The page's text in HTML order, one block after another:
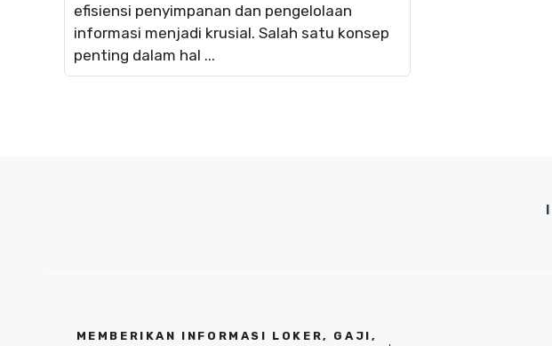
efisiensi penyimpanan dan pengelolaan
informasi menjadi krusial. Salah satu konsep
penting dalam hal ...
MEMBERIKAN INFORMASI LOKER, GAJI,